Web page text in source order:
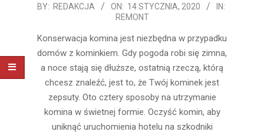
2020-
14
BY: REDAKCJA ON: 14 STYCZNIA, 2020
IN:
REMONT
Konserwacja komina jest niezbędna w przypadku
domów z kominkiem. Gdy pogoda robi się zimna,
a noce stają się dłuższe, ostatnią rzeczą, którą
chcesz znaleźć, jest to, że Twój kominek jest
zepsuty. Oto cztery sposoby na utrzymanie
komina w świetnej formie. Oczyść komin, aby
uniknąć uruchomienia hotelu na szkodniki